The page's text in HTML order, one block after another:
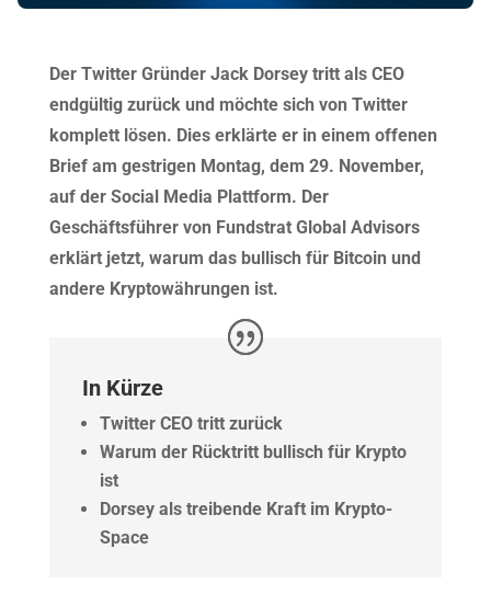
Der Twitter Gründer Jack Dorsey tritt als CEO
endgültig zurück und möchte sich von Twitter
komplett lösen. Dies erklärte er in einem offenen
Brief am gestrigen Montag, dem 29. November,
auf der Social Media Plattform. Der
Geschäftsführer von Fundstrat Global Advisors
erklärt jetzt, warum das bullisch für Bitcoin und
andere Kryptowährungen ist.
In Kürze
Twitter CEO tritt zurück
Warum der Rücktritt bullisch für Krypto
ist
Dorsey als treibende Kraft im Krypto-
Space